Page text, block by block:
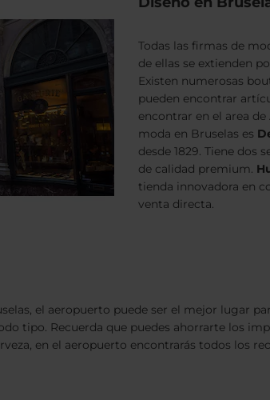
Todas las firmas de
de ellas se extienden
Existen numerosas
pueden encontrar
encontrar en el area
moda en Bruselas es
desde 1829. Tiene dos
de calidad premium.
tienda innovadora en
venta directa.
el aeropuerto puede ser el mejor lugar
tipo. Recuerda que puedes ahorrarte los
en el aeropuerto encontrarás todos los